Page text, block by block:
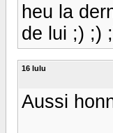
heu la
de lui ;) ;)
16 lulu
Aussi